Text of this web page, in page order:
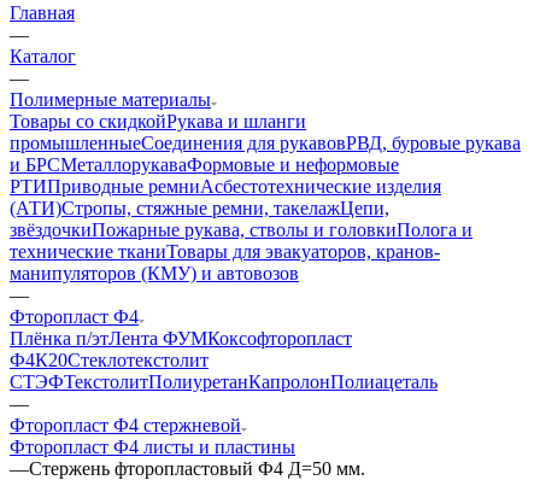
Главная
—
Каталог
—
Полимерные материалы
Товары со скидкойРукава и шланги
промышленныеСоединения для рукавовРВД, буровые рукава
и БРСМеталлорукаваФормовые и неформовые
РТИПриводные ремниАсбестотехнические изделия
(АТИ)Стропы, стяжные ремни, такелажЦепи,
звёздочкиПожарные рукава, стволы и головкиПолога и
технические тканиТовары для эвакуаторов, кранов-
манипуляторов (КМУ) и автовозов
—
Фторопласт Ф4
Плёнка п/этЛента ФУМКоксофторопласт
Ф4К20Стеклотекстолит
СТЭФТекстолитПолиуретанКапролонПолиацеталь
—
Фторопласт Ф4 стержневой
Фторопласт Ф4 листы и пластины
—Стержень фторопластовый Ф4 Д=50 мм.